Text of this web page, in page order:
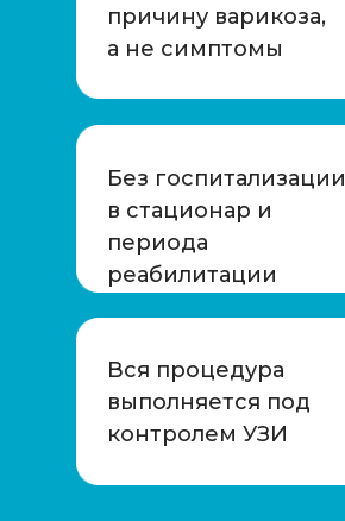
причину варикоза,
а не симптомы
Без госпитализации
в стационар и
периода
реабилитации
Вся процедура
выполняется под
контролем УЗИ